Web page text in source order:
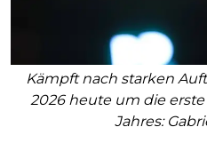
Kämpft nach starken
2026 heute um die
Jahres: